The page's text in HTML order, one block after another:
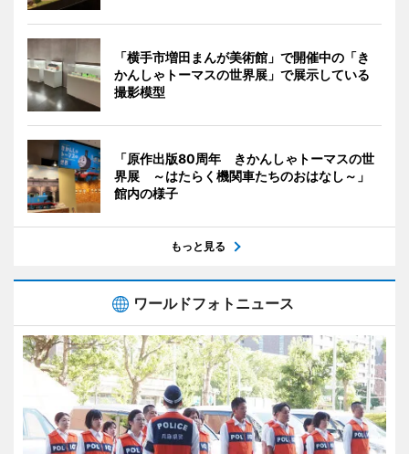
「横手市増田まんが美術館」で開催中の「き
かんしゃトーマスの世界展」で展示している
撮影模型
「原作出版80周年 きかんしゃトーマスの世
界展 ～はたらく機関車たちのおはなし～」
館内の様子
もっと見る
ワールドフォトニュース